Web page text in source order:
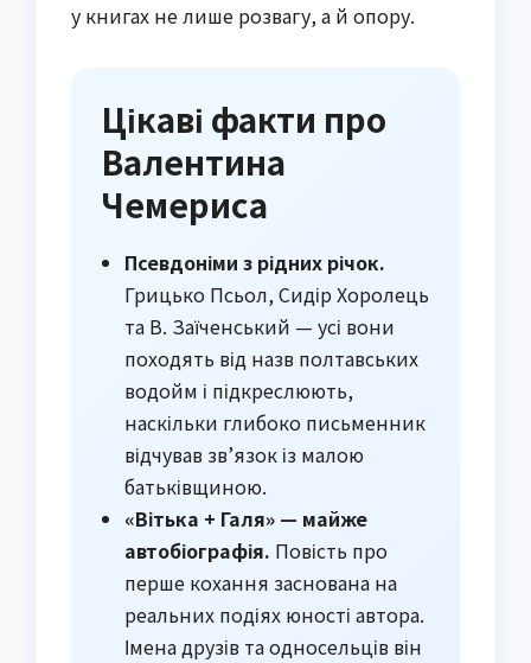
у книгах не лише розвагу, а й опору.
Цікаві факти про
Валентина
Чемериса
Псевдоніми з рідних річок.
Грицько Псьол, Сидір Хоролець
та В. Заїченський — усі вони
походять від назв полтавських
водойм і підкреслюють,
наскільки глибоко письменник
відчував зв’язок із малою
батьківщиною.
«Вітька + Галя» — майже
автобіографія. Повість про
перше кохання заснована на
реальних подіях юності автора.
Імена друзів та односельців він